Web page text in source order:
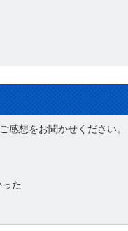
感想をお聞かせください。
た